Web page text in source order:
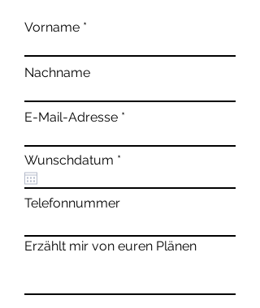
Vorname
Nachname
E-Mail-Adresse
Wunschdatum *
q
e
d
Telefonnummer
Erzählt mir von euren Plänen